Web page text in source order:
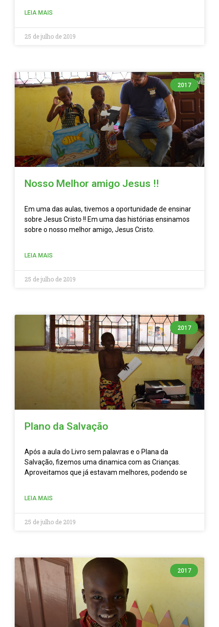
LEIA MAIS
25 de julho de 2019
2017
Nosso Melhor amigo Jesus !!
Em uma das aulas, tivemos a oportunidade de ensinar
sobre Jesus Cristo !! Em uma das histórias ensinamos
sobre o nosso melhor amigo, Jesus Cristo.
LEIA MAIS
25 de julho de 2019
2017
Plano da Salvação
Após a aula do Livro sem palavras e o Plana da
Salvação, fizemos uma dinamica com as Crianças.
Aproveitamos que já estavam melhores, podendo se
LEIA MAIS
25 de julho de 2019
2017